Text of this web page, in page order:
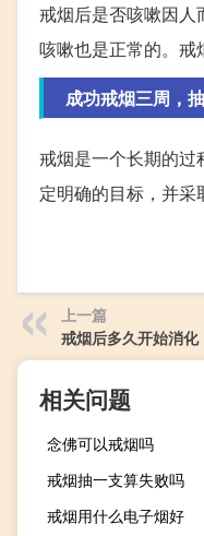
戒烟后是否咳嗽因
咳嗽也是正常的。戒
成功戒烟三周，
戒烟是一个长期的
定明确的目标，并采
上一篇
戒烟后多久开始消化
相关问题
念佛可以戒烟吗
戒烟抽一支算失败吗
戒烟用什么电子烟好